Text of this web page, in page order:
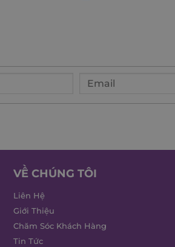
VỀ CHÚNG TÔI
Liên Hệ
Giới Thiệu
Chăm Sóc Khách Hàng
Tin Tức